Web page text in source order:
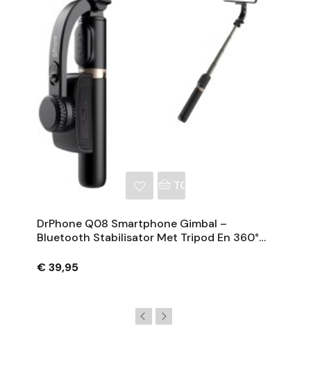
TOEVOEGEN AAN
DrPhone Q08 Smartphone Gimbal –
Bluetooth Stabilisator Met Tripod En 360°
€ 39,95